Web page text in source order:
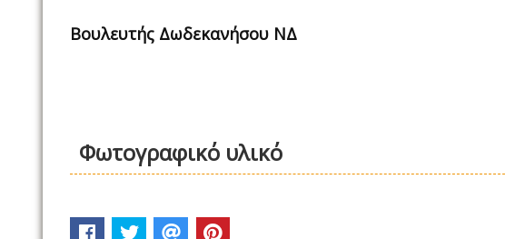
Βουλευτής Δωδεκανήσου ΝΔ
Φωτογραφικό υλικό